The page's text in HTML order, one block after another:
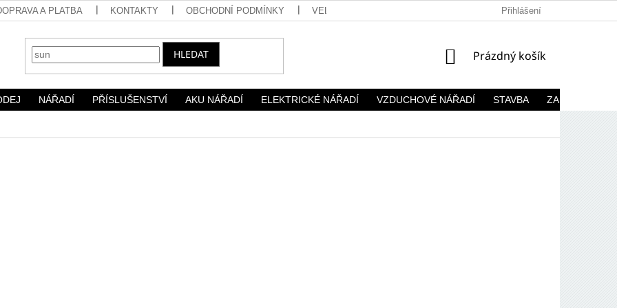
A PLATBA KONTAKTY OBCHODNÍ PODMÍNKY VELKOOBCHOD Přihlášení
HLEDAT
NÁKUPNÍ
Prázdný košík
NÁŘADÍ PŘÍSLUŠENSTVÍ AKU NÁŘADÍ ELEKTRICKÉ NÁŘADÍ VZDUCHOVÉ NÁŘADÍ STAVBA ZAHRADA